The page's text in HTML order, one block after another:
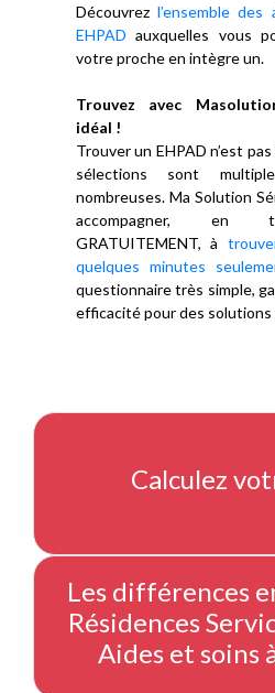
Découvrezl’ensemble des
EHPADauxquelles vous
votre proche en intègre un.
Trouvez avec
idéal !
Trouver un EHPAD n’est
sélections sont
nombreuses. Ma Solution
accompagner, en
GRATUITEMENT, à
quelques minutes
questionnaire très simple,
efficacité pour des
Calculez
Les différences
Résidences
Aides et soins